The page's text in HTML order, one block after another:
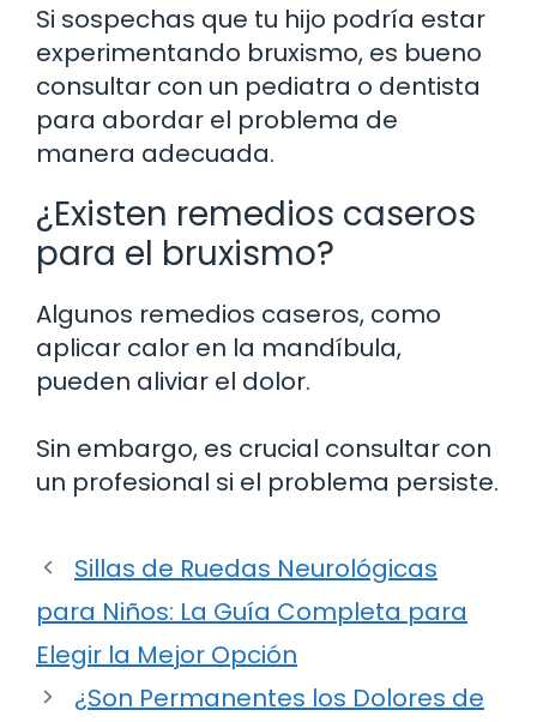
Si sospechas que tu hijo podría estar
experimentando bruxismo, es bueno
consultar con un pediatra o dentista
para abordar el problema de
manera adecuada.
¿Existen remedios caseros
para el bruxismo?
Algunos remedios caseros, como
aplicar calor en la mandíbula,
pueden aliviar el dolor.
Sin embargo, es crucial consultar con
un profesional si el problema persiste.
Sillas de Ruedas Neurológicas
para Niños: La Guía Completa para
Elegir la Mejor Opción
¿Son Permanentes los Dolores de